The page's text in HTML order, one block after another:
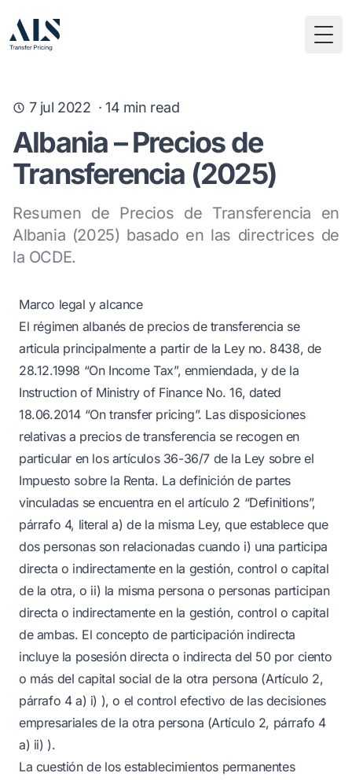
7 jul 2022 ·14 min read
Albania – Precios de
Transferencia (2025)
Resumen de Precios de Transferencia en
Albania (2025) basado en las directrices de
la OCDE.
Marco legal y alcance
El régimen albanés de precios de transferencia se
articula principalmente a partir de la Ley no. 8438, de
28.12.1998 “On Income Tax”, enmiendada, y de la
Instruction of Ministry of Finance No. 16, dated
18.06.2014 “On transfer pricing”. Las disposiciones
relativas a precios de transferencia se recogen en
particular en los artículos 36-36/7 de la Ley sobre el
Impuesto sobre la Renta. La definición de partes
vinculadas se encuentra en el artículo 2 “Definitions”,
párrafo 4, literal a) de la misma Ley, que establece que
dos personas son relacionadas cuando i) una participa
directa o indirectamente en la gestión, control o capital
de la otra, o ii) la misma persona o personas participan
directa o indirectamente en la gestión, control o capital
de ambas. El concepto de participación indirecta
incluye la posesión directa o indirecta del 50 por ciento
o más del capital social de la otra persona (Artículo 2,
párrafo 4 a) i) ), o el control efectivo de las decisiones
empresariales de la otra persona (Artículo 2, párrafo 4
a) ii) ).
La cuestión de los establecimientos permanentes